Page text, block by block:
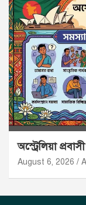
অস্ট্রেলিয়া
August 6, 2026